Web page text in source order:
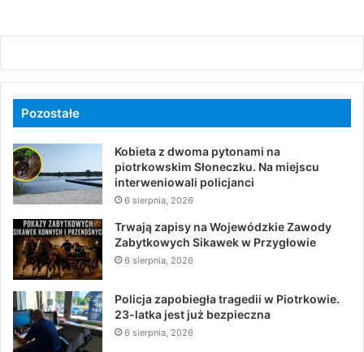
Pozostałe
Kobieta z dwoma pytonami na
piotrkowskim Słoneczku. Na miejscu
interweniowali policjanci
6 sierpnia, 2026
Trwają zapisy na Wojewódzkie Zawody
Zabytkowych Sikawek w Przygłowie
6 sierpnia, 2026
Policja zapobiegła tragedii w Piotrkowie.
23-latka jest już bezpieczna
6 sierpnia, 2026